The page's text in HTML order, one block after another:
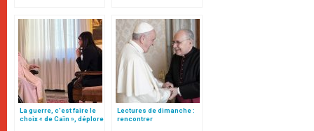
La guerre, c’est faire le
choix « de Caïn », déplore
Lectures de dimanche :
rencontrer